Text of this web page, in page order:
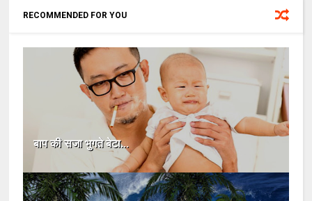
RECOMMENDED FOR YOU
बाप की सजा भुगते बेटा...